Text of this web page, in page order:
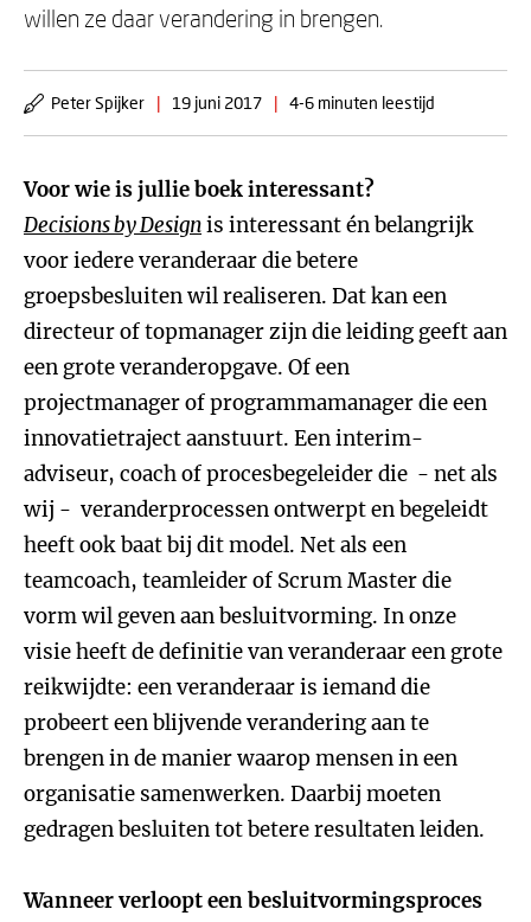
willen ze daar verandering in brengen.
Peter Spijker | 19 juni 2017 | 4-6 minuten leestijd
Voor wie is jullie boek interessant?
Decisions by Designis interessant én belangrijk
voor iedere veranderaar die betere
groepsbesluiten wil realiseren. Dat kan een
directeur of topmanager zijn die leiding geeft aan
een grote veranderopgave. Of een
projectmanager of programmamanager die een
innovatietraject aanstuurt. Een interim-
adviseur, coach of procesbegeleider die - net als
wij - veranderprocessen ontwerpt en begeleidt
heeft ook baat bij dit model. Net als een
teamcoach, teamleider of Scrum Master die
vorm wil geven aan besluitvorming. In onze
visie heeft de definitie van veranderaar een grote
reikwijdte: een veranderaar is iemand die
probeert een blijvende verandering aan te
brengen in de manier waarop mensen in een
organisatie samenwerken. Daarbij moeten
gedragen besluiten tot betere resultaten leiden.
Wanneer verloopt een besluitvormingsproces